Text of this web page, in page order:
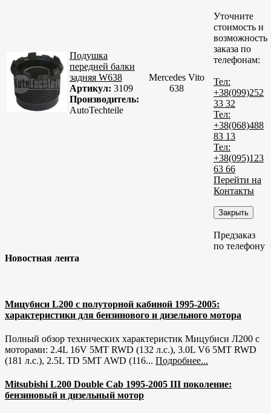
Подушка
передней балки
задняя W638
Артикул: 3109
Производитель:
AutoTechteile
Mercedes Vito
638
Уточните
стоимость и
возможность
заказа по
телефонам:
Тел:
+38(099)252
33 32
Тел:
+38(068)488
83 13
Тел:
+38(095)123
63 66
Перейти на
Контакты
Закрыть
Предзаказ
по телефону
Новостная лента
Мицубиси L200 с полуторной кабиной 1995-2005:
характеристики для бензинового и дизельного мотора
Полный обзор технических характеристик Мицубиси Л200 с
моторами: 2.4L 16V 5MT RWD (132 л.с.), 3.0L V6 5MT RWD
(181 л.с.), 2.5L TD 5MT AWD (116... Подробнее...
Mitsubishi L200 Double Cab 1995-2005 III поколение:
бензиновый и дизельный мотор